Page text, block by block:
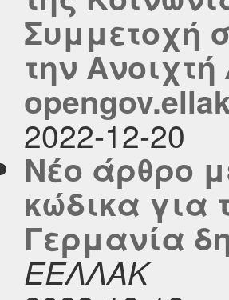
Συμμετοχή
την
2022-12-20
Νέο άρθρο
κώδικα για
Γερμανία
ΕΕΛΛΑΚ